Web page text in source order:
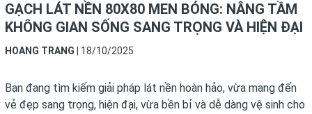
GẠCH LÁT NỀN 80X80 MEN BÓNG: NÂNG TẦM
KHÔNG GIAN SỐNG SANG TRỌNG VÀ HIỆN ĐẠI
HOANG TRANG 18/10/2025
Bạn đang tìm kiếm giải pháp lát nền hoàn hảo, vừa mang đến
vẻ đẹp sang trọng, hiện đại, vừa bền bỉ và dễ dàng vệ sinh cho